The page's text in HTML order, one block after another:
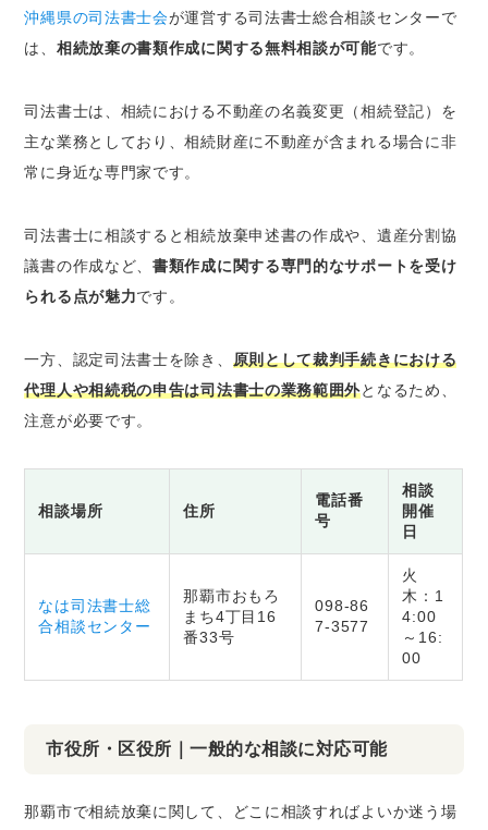
沖縄県の司法書士会が運営する司法書士総合相談センターで
は、 相続放棄の書類作成に関する無料相談が可能です。
司法書士は、相続における不動産の名義変更（相続登記）を
主な業務としており、相続財産に不動産が含まれる場合に非
常に身近な専門家です。
司法書士に相談すると相続放棄申述書の作成や、遺産分割協
議書の作成など、書類作成に関する専門的なサポートを受け
られる点が魅力です。
一方、認定司法書士を除き、 原則として裁判手続きにおける
代理人や相続税の申告は司法書士の業務範囲外となるため、
注意が必要です。
相談場所 住所
電話番
号
相談
開催
日
なは司法書士総
合相談センター
那覇市おもろ
まち4丁目16
番33号
098-86
7-3577
火
木：1
4:00
～16:
00
市役所・区役所｜一般的な相談に対応可能
那覇市で相続放棄に関して、どこに相談すればよいか迷う場